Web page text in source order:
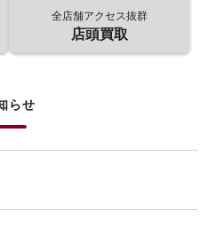
全店舗アクセス抜群
店頭買取
らせ